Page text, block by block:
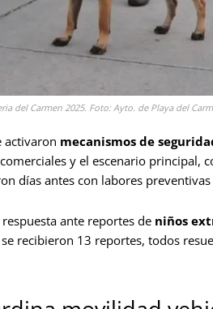
del Carmen 2025. Foto: Ayto. de Playa del
activaron mecanismos de
y el escenario principal,
días antes con labores
ante reportes de niños
recibieron 13 reportes, todos